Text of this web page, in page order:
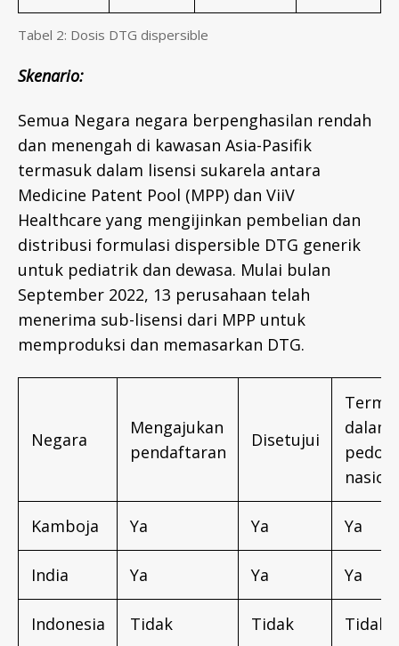
Tabel 2: Dosis DTG dispersible
Skenario:
Semua Negara negara berpenghasilan rendah
dan menengah di kawasan Asia-Pasifik
termasuk dalam lisensi sukarela antara
Medicine Patent Pool (MPP) dan ViiV
Healthcare yang mengijinkan pembelian dan
distribusi formulasi dispersible DTG generik
untuk pediatrik dan dewasa. Mulai bulan
September 2022, 13 perusahaan telah
menerima sub-lisensi dari MPP untuk
memproduksi dan memasarkan DTG.
Negara
Mengajukan
pendaftaran
Disetujui
dalam
Kamboja Ya Ya Ya
India Ya Ya Ya
Indonesia Tidak Tidak Tidak